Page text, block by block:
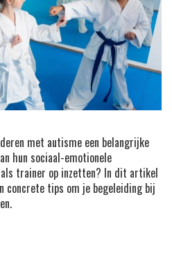
met autisme een belangrijke
hun sociaal-emotionele
trainer op inzetten? In dit artikel
concrete tips om je begeleiding bij